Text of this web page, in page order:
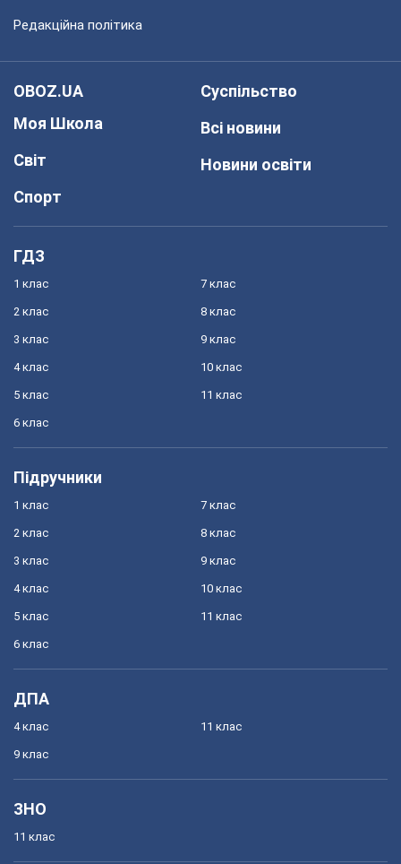
Редакційна політика
OBOZ.UA
Моя Школа
Світ
Спорт
Суспільство
Всі новини
Новини освіти
ГДЗ
1 клас
2 клас
3 клас
4 клас
5 клас
6 клас
7 клас
8 клас
9 клас
10 клас
11 клас
Підручники
1 клас
2 клас
3 клас
4 клас
5 клас
6 клас
7 клас
8 клас
9 клас
10 клас
11 клас
ДПА
4 клас
9 клас
11 клас
ЗНО
11 клас